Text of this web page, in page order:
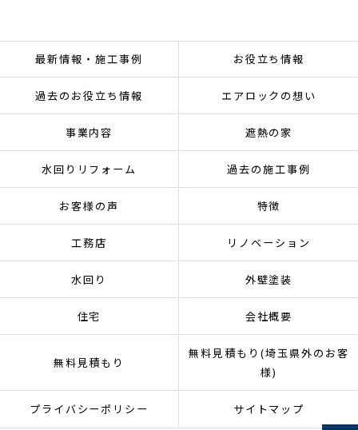
最新情報・施工事例 お役立ち情報
過去のお役立ち情報 エアロックの想い
事業内容 遮熱の家
水回りリフォーム 過去の施工事例
お客様の声 特徴
工務店 リノベーション
水回り 外壁塗装
住宅 会社概要
無料見積もり
無料見積もり(埼玉県外のお客
様)
プライバシーポリシー サイトマップ